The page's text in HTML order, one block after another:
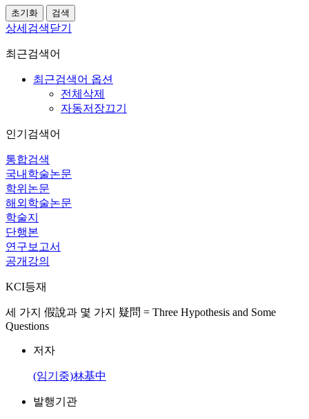
상세검색닫기
최근검색어
최근검색어 옵션
전체삭제
자동저장끄기
인기검색어
통합검색
국내학술논문
학위논문
해외학술논문
학술지
단행본
연구보고서
공개강의
KCI등재
세 가지 假說과 몇 가지 疑問 = Three Hypothesis and Some
Questions
저자
(임기중)林基中
발행기관